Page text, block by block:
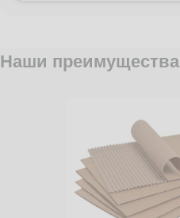
Наши преимущества